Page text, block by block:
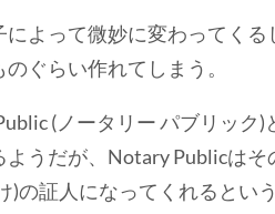
よって微妙に変わってくる
ぐらい作れてしまう。
(ノータリー パブリック)
うだが、Notary Publicはそ
の証人になってくれるという